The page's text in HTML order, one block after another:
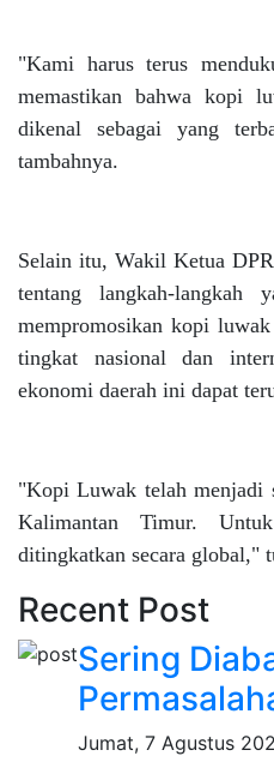
"Kami harus terus
memastikan bahwa kopi
dikenal sebagai yang
tambahnya.
Selain itu, Wakil Ketua
tentang langkah-langkah
mempromosikan kopi
tingkat nasional dan
ekonomi daerah ini dapat
"Kopi Luwak telah menjadi
Kalimantan Timur.
ditingkatkan secara global,"
Recent Post
Sering
Jumat, 7 Agustus